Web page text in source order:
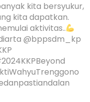
kita bersyukur,
kita dapatkan.
aktivitas..
@bppsdm_kp